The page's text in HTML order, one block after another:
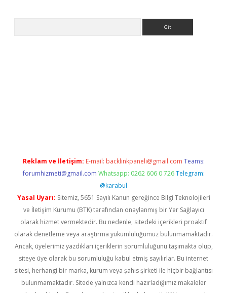
Reklam ve İletişim: E-mail: backlinkpaneli@gmail.com Teams:
forumhizmeti@gmail.com Whatsapp: 0262 606 0 726 Telegram:
@karabul
Yasal Uyarı: Sitemiz, 5651 Sayılı Kanun gereğince Bilgi Teknolojileri
ve İletişim Kurumu (BTK) tarafından onaylanmış bir Yer Sağlayıcı
olarak hizmet vermektedir. Bu nedenle, sitedeki içerikleri proaktif
olarak denetleme veya araştırma yükümlülüğümüz bulunmamaktadır.
Ancak, üyelerimiz yazdıkları içeriklerin sorumluluğunu taşımakta olup,
siteye üye olarak bu sorumluluğu kabul etmiş sayılırlar. Bu internet
sitesi, herhangi bir marka, kurum veya şahıs şirketi ile hiçbir bağlantısı
bulunmamaktadır. Sitede yalnızca kendi hazırladığımız makaleler